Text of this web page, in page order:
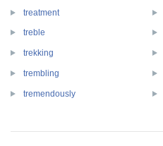
treatment
treble
trekking
trembling
tremendously